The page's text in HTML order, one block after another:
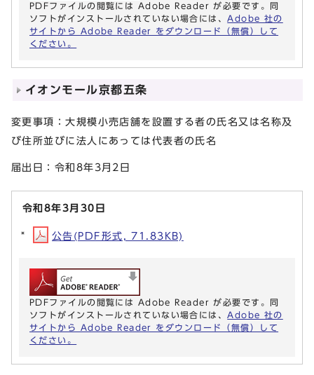
PDFファイルの閲覧には Adobe Reader が必要です。同
ソフトがインストールされていない場合には、 Adobe 社の
サイトから Adobe Reader をダウンロード（無償）して
ください。
イオンモール京都五条
変更事項：大規模小売店舗を設置する者の氏名又は名称及
び住所並びに法人にあっては代表者の氏名
届出日：令和8年3月2日
令和8年3月30日
公告(PDF形式, 71.83KB)
PDFファイルの閲覧には Adobe Reader が必要です。同
ソフトがインストールされていない場合には、 Adobe 社の
サイトから Adobe Reader をダウンロード（無償）して
ください。